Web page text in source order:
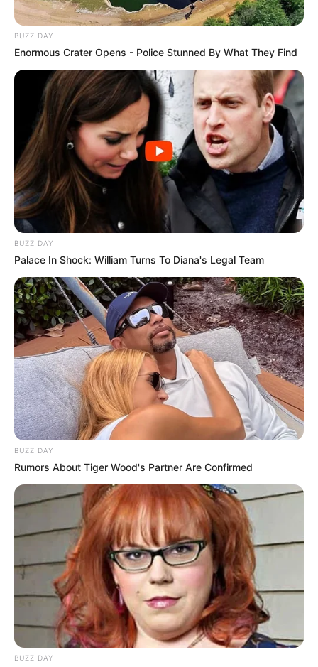
BUZZ DAY
Enormous Crater Opens - Police Stunned By What They Find
BUZZ DAY
Palace In Shock: William Turns To Diana's Legal Team
BUZZ DAY
Rumors About Tiger Wood's Partner Are Confirmed
BUZZ DAY